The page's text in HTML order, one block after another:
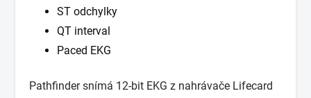
ST odchylky
QT interval
Paced EKG
Pathfinder snímá 12-bit EKG z nahrávače Lifecard